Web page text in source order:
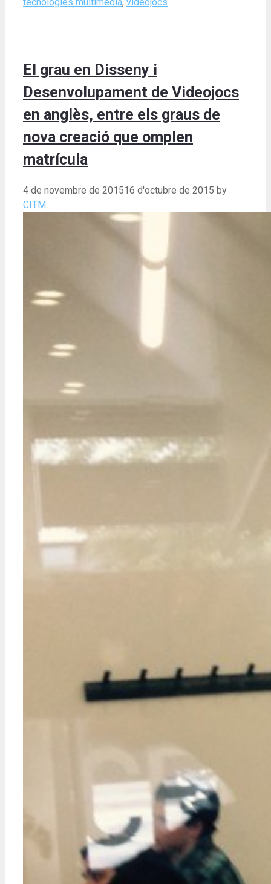
El grau en Disseny i
Desenvolupament de Videojocs
en anglès, entre els graus de
nova creació que omplen
matrícula
4 de novembre de 201516 d'octubre de 2015 by
CITM